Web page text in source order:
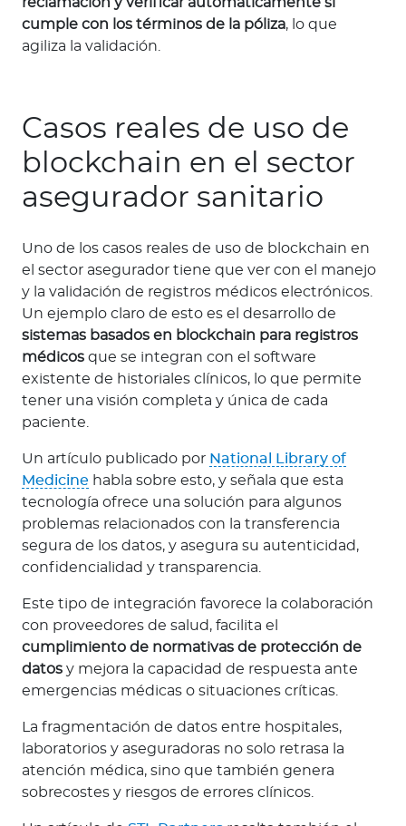
cumple con los términos de la póliza, lo que
agiliza la validación.
Casos reales de uso de
blockchain en el sector
asegurador sanitario
Uno de los casos reales de uso de blockchain en
el sector asegurador tiene que ver con el manejo
y la validación de registros médicos electrónicos.
Un ejemplo claro de esto es el desarrollo de
sistemas basados en blockchain para registros
médicos que se integran con el software
existente de historiales clínicos, lo que permite
tener una visión completa y única de cada
paciente.
Un artículo publicado por National Library of
Medicine habla sobre esto, y señala que esta
tecnología ofrece una solución para algunos
problemas relacionados con la transferencia
segura de los datos, y asegura su autenticidad,
confidencialidad y transparencia.
Este tipo de integración favorece la colaboración
con proveedores de salud, facilita el
cumplimiento de normativas de protección de
datos y mejora la capacidad de respuesta ante
emergencias médicas o situaciones críticas.
La fragmentación de datos entre hospitales,
laboratorios y aseguradoras no solo retrasa la
atención médica, sino que también genera
sobrecostes y riesgos de errores clínicos.